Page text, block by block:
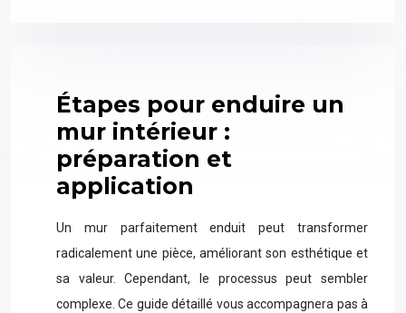
Étapes pour enduire un
mur intérieur :
préparation et
application
Un mur parfaitement enduit peut transformer
radicalement une pièce, améliorant son esthétique et
sa valeur. Cependant, le processus peut sembler
complexe. Ce guide détaillé vous accompagnera pas à